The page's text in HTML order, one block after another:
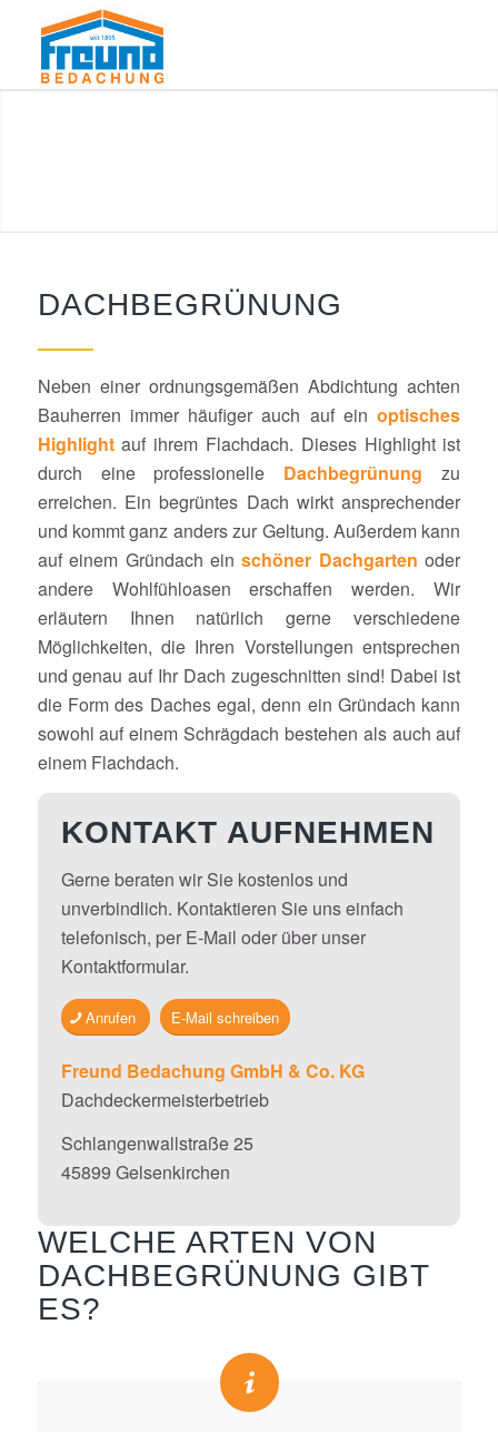
DACHBEGRÜNUNG
Neben einer ordnungsgemäßen Abdichtung achten
Bauherren immer häufiger auch auf einoptisches
Highlightauf ihrem Flachdach. Dieses Highlight ist
durch eine professionelle Dachbegrünung zu
erreichen. Ein begrüntes Dach wirkt ansprechender
und kommt ganz anders zur Geltung. Außerdem kann
auf einem Gründach einschöner Dachgarten oder
andere Wohlfühloasen erschaffen werden. Wir
erläutern Ihnen natürlich gerne verschiedene
Möglichkeiten, die Ihren Vorstellungen entsprechen
und genau auf Ihr Dach zugeschnitten sind! Dabei ist
die Form des Daches egal, denn ein Gründach kann
sowohl auf einem Schrägdach bestehen als auch auf
einem Flachdach.
KONTAKT AUFNEHMEN
Gerne beraten wir Sie kostenlos und
unverbindlich. Kontaktieren Sie uns einfach
telefonisch, per E-Mail oder über unser
Kontaktformular.
Anrufen E-Mail schreiben
Freund Bedachung GmbH & Co. KG
Dachdeckermeisterbetrieb
Schlangenwallstraße 25
45899 Gelsenkirchen
WELCHE ARTEN VON
DACHBEGRÜNUNG GIBT
ES?